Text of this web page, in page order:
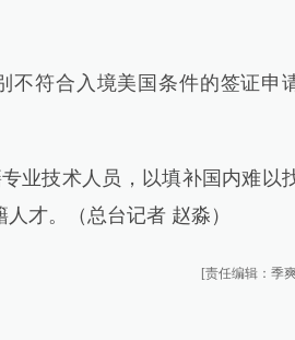
符合入境美国条件的签证申
业技术人员，以填补国内难以
才。（总台记者 赵淼）
[责任编辑：季